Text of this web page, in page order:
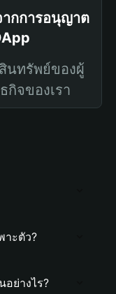
ากการอนุญาต
นทรัพย์ของผู้
กิจของเรา
าะตัว?
ย่างไร?